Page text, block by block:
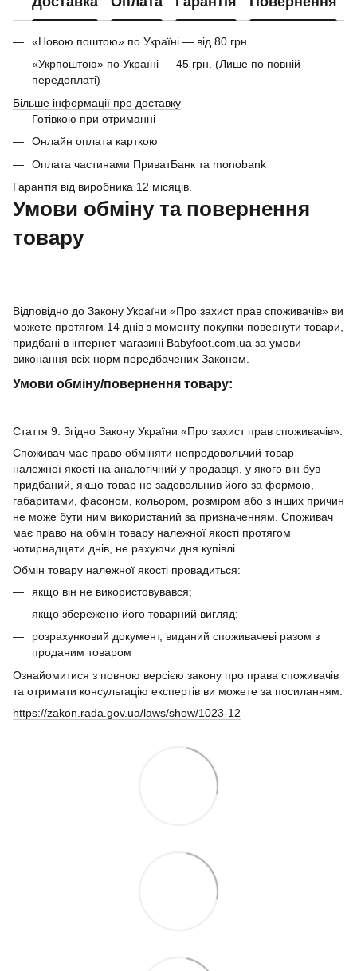
«Новою поштою» по Україні — від 80 грн.
«Укрпоштою» по Україні — 45 грн. (Лише по повній
передоплаті)
Більше інформації про доставку
Готівкою при отриманні
Онлайн оплата карткою
Оплата частинами ПриватБанк та monobank
Гарантія від виробника 12 місяців.
Умови обміну та повернення
товару
Відповідно до Закону України «Про захист прав споживачів» ви
можете протягом 14 днів з моменту покупки повернути товари,
придбані в інтернет магазині Babyfoot.com.ua за умови
виконання всіх норм передбачених Законом.
Умови обміну/повернення товару:
Стаття 9. Згідно Закону України «Про захист прав споживачів»:
Споживач має право обміняти непродовольчий товар
належної якості на аналогічний у продавця, у якого він був
придбаний, якщо товар не задовольнив його за формою,
габаритами, фасоном, кольором, розміром або з інших причин
не може бути ним використаний за призначенням. Споживач
має право на обмін товару належної якості протягом
чотирнадцяти днів, не рахуючи дня купівлі.
Обмін товару належної якості провадиться:
якщо він не використовувався;
якщо збережено його товарний вигляд;
розрахунковий документ, виданий споживачеві разом з
проданим товаром
Ознайомитися з повною версією закону про права споживачів
та отримати консультацію експертів ви можете за посиланням:
https://zakon.rada.gov.ua/laws/show/1023-12